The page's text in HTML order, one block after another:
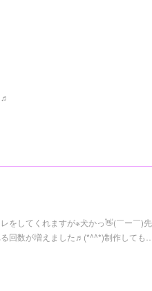
をしてくれますが※犬かっ👋(￣ー￣)先
回数が増えました♬(*^^*)制作しても…